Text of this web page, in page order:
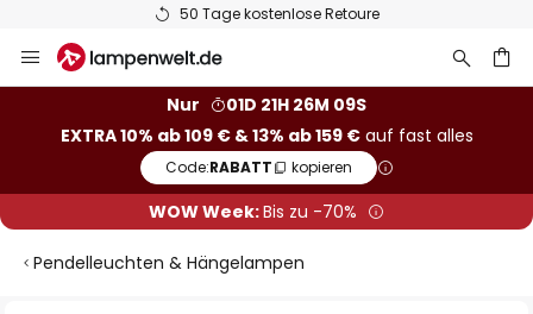
50 Tage kostenlose Retoure
Inhalt
Nur
01D 21H 26M 08S
EXTRA 10% ab 109 € & 13% ab 159 €auf fast alles
Code:RABATT kopieren
WOW Week:Bis zu -70%
Pendelleuchten & Hängelampen